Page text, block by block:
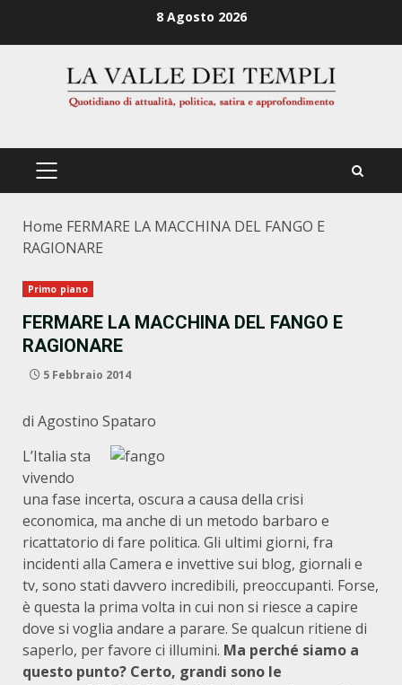
8 Agosto 2026
PRIMÄRES
Home FERMARE LA MACCHINA DEL FANGO E
RAGIONARE
Primo piano
FERMARE LA MACCHINA DEL FANGO E
RAGIONARE
5 Febbraio 2014
di Agostino Spataro
L’Italia sta
vivendo
una fase incerta, oscura a causa della crisi
economica, ma anche di un metodo barbaro e
ricattatorio di fare politica. Gli ultimi giorni, fra
incidenti alla Camera e invettive sui blog, giornali e
tv, sono stati davvero incredibili, preoccupanti. Forse,
è questa la prima volta in cui non si riesce a capire
dove si voglia andare a parare. Se qualcun ritiene di
saperlo, per favore ci illumini. Ma perché siamo a
questo punto? Certo, grandi sono le